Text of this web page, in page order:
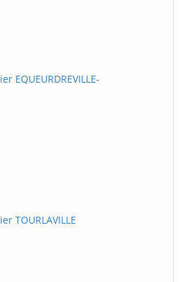
EQUEURDREVILLE-
TOURLAVILLE